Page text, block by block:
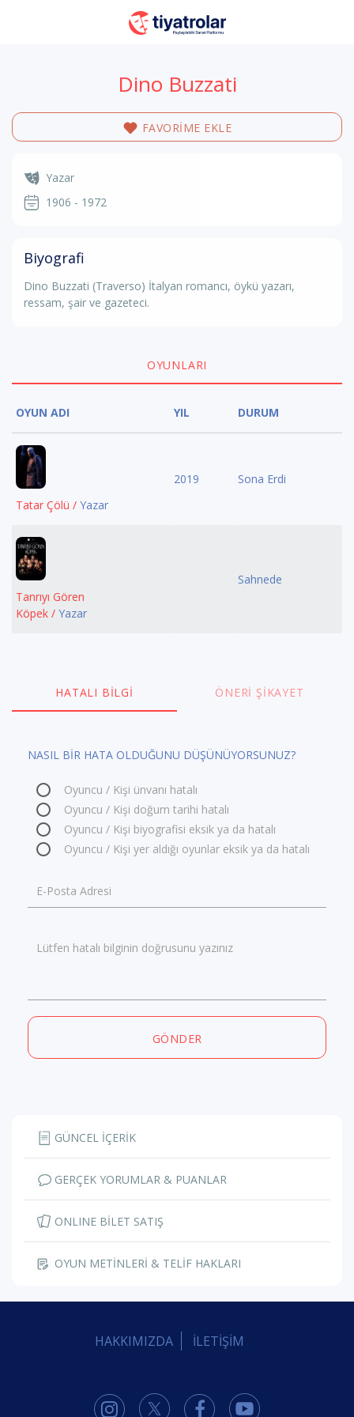
Dino Buzzati
FAVORİME EKLE
Yazar
1906 - 1972
Biyografi
Dino Buzzati (Traverso) İtalyan romancı, öykü yazarı,
ressam, şair ve gazeteci.
OYUNLARI
OYUN ADI YIL DURUM
Tatar Çölü / Yazar
2019 Sona Erdi
Tanrıyı Gören
Köpek / Yazar
Sahnede
HATALI BILGI ÖNERI ŞIKAYET
NASIL BİR HATA OLDUĞUNU DÜŞÜNÜYORSUNUZ?
Oyuncu / Kişi ünvanı hatalı
Oyuncu / Kişi doğum tarihi hatalı
Oyuncu / Kişi biyografisi eksik ya da hatalı
Oyuncu / Kişi yer aldığı oyunlar eksik ya da hatalı
E-Posta Adresi
Lütfen hatalı bilginin doğrusunu yazınız
GÖNDER
GÜNCEL İÇERİK
GERÇEK YORUMLAR & PUANLAR
ONLINE BİLET SATIŞ
OYUN METİNLERİ & TELİF HAKLARI
HAKKIMIZDA İLETİŞİM